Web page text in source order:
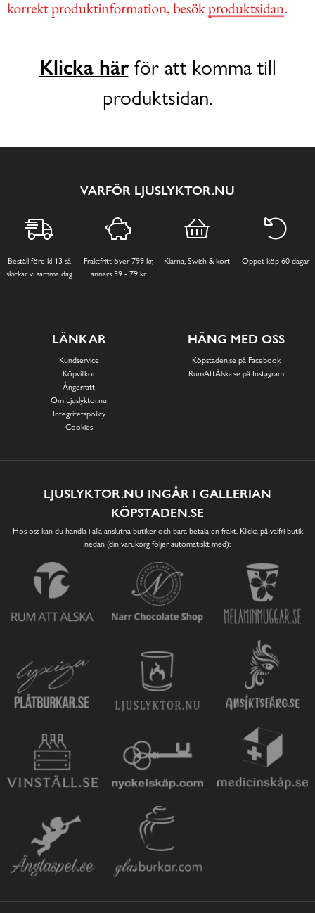
Klicka härför att komma till
produktsidan.
VARFÖR LJUSLYKTOR.NU
Beställ före kl 13 så
skickar vi samma dag
Fraktfritt över 799 kr,
annars 59 - 79 kr
Klarna, Swish & kort Öppet köp 60 dagar
LÄNKAR
Kundservice
Köpvillkor
Ångerrätt
Om Ljuslyktor.nu
Integritetspolicy
Cookies
HÄNG MED OSS
Köpstaden.se på Facebook
RumAttÄlska.se på Instagram
LJUSLYKTOR.NU INGÅR I GALLERIAN
KÖPSTADEN.SE
Hos oss kan du handla i alla anslutna butiker och bara betala en frakt. Klicka på valfri butik
nedan (din varukorg följer automatiskt med):